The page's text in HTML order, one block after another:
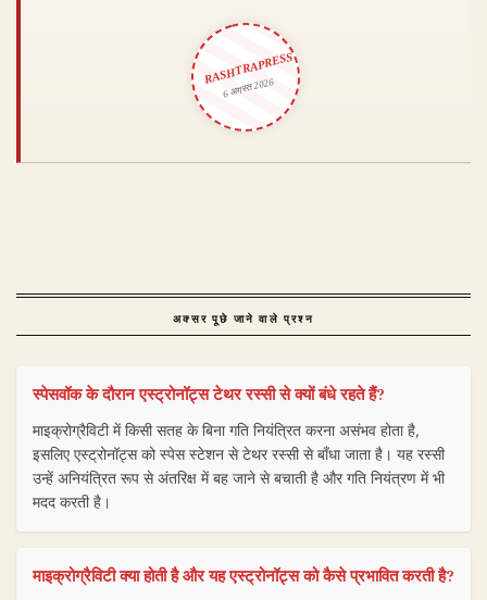
RASHTRAPRESS
6 अगस्त 2026
अक्सर पूछे जाने वाले प्रश्न
स्पेसवॉक के दौरान एस्ट्रोनॉट्स टेथर रस्सी से क्यों बंधे रहते हैं?
माइक्रोग्रैविटी में किसी सतह के बिना गति नियंत्रित करना असंभव होता है,
इसलिए एस्ट्रोनॉट्स को स्पेस स्टेशन से टेथर रस्सी से बाँधा जाता है। यह रस्सी
उन्हें अनियंत्रित रूप से अंतरिक्ष में बह जाने से बचाती है और गति नियंत्रण में भी
मदद करती है।
माइक्रोग्रैविटी क्या होती है और यह एस्ट्रोनॉट्स को कैसे प्रभावित करती है?